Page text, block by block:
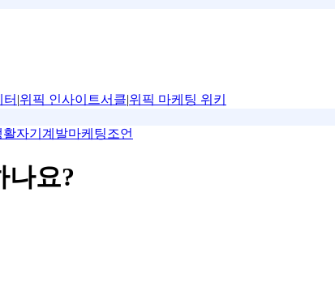
터 |위픽 인사이트서클|위픽 마케팅 위키
활자기계발마케팅조언
나요?